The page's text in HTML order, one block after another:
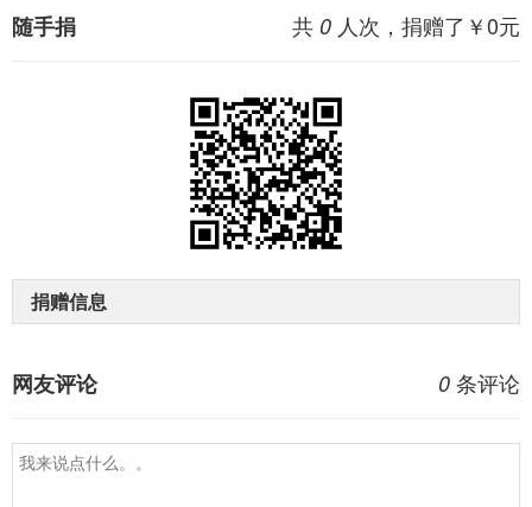
共 0 人次，捐赠了￥0元
随手捐
捐赠信息
0 条评论
网友评论